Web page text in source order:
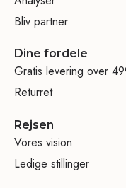
Bliv partner
Dine fordele
Gratis levering over
Returret
Rejsen
Vores vision
Ledige stillinger